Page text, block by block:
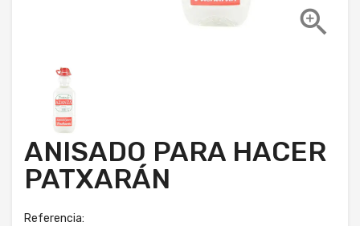

ANISADO PARA HACER
PATXARÁN
Referencia: